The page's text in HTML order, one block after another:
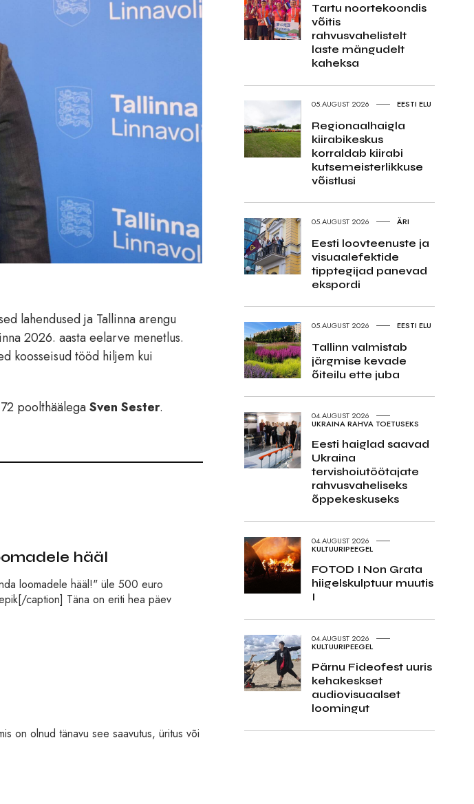
lahendused ja Tallinna arengu
2026. aasta eelarve menetlus.
koosseisud tööd hiljem kui
poolthäälegaSven Sester.
hääl
loomadele hääl!" üle 500 euro
caption] Täna on eriti hea päev
on olnud tänavu see saavutus, üritus või
Tartu noortekoondis
võitis
rahvusvahelistelt
laste mängudelt
kaheksa
05.AUGUST 2026 EESTI ELU
Regionaalhaigla
kiirabikeskus
korraldab kiirabi
kutsemeisterlikkuse
võistlusi
05.AUGUST 2026 ÄRI
Eesti loovteenuste ja
visuaalefektide
tipptegijad panevad
ekspordi
05.AUGUST 2026 EESTI ELU
Tallinn valmistab
järgmise kevade
õiteilu ette juba
04.AUGUST 2026
UKRAINA RAHVA TOETUSEKS
Eesti haiglad saavad
Ukraina
tervishoiutöötajate
rahvusvaheliseks
õppekeskuseks
04.AUGUST 2026
KULTUURIPEEGEL
FOTOD I Non Grata
hiigelskulptuur muutis
I
04.AUGUST 2026
KULTUURIPEEGEL
Pärnu Fideofest uuris
kehakeskset
audiovisuaalset
loomingut